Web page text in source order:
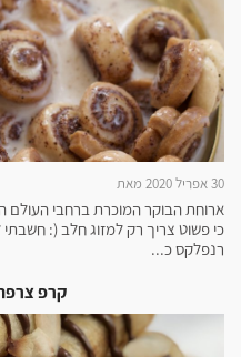
30 אפריל 2020 מאת
ארוחת הבוקר המוכרת ברחבי העולם
כי פשוט צריך רק למזוג חלב (:
רנפלקס כ...
קרפ